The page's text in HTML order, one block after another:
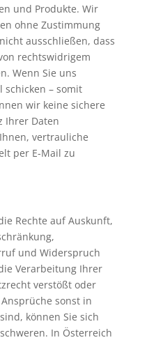
und Produkte. Wir
ohne Zustimmung
ausschließen, dass
rechtswidrigem
Wenn Sie uns
schicken – somit
wir keine sichere
Ihrer Daten
vertrauliche
per E-Mail zu
Rechte auf Auskunft,
und Widerspruch
Verarbeitung Ihrer
verstößt oder
sonst in
können Sie sich
In Österreich